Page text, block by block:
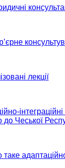
лекції
Чеської
таке